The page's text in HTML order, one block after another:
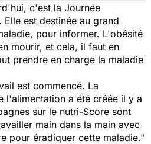
c'est la Journée
est destinée au grand
pour informer. L'obésité
mourir, et cela, il faut en
prendre en charge la maladie
est commencé. La
l'alimentation a été créée il y a
sur le nutri-Score sont
main dans la main avec
pour éradiquer cette maladie."